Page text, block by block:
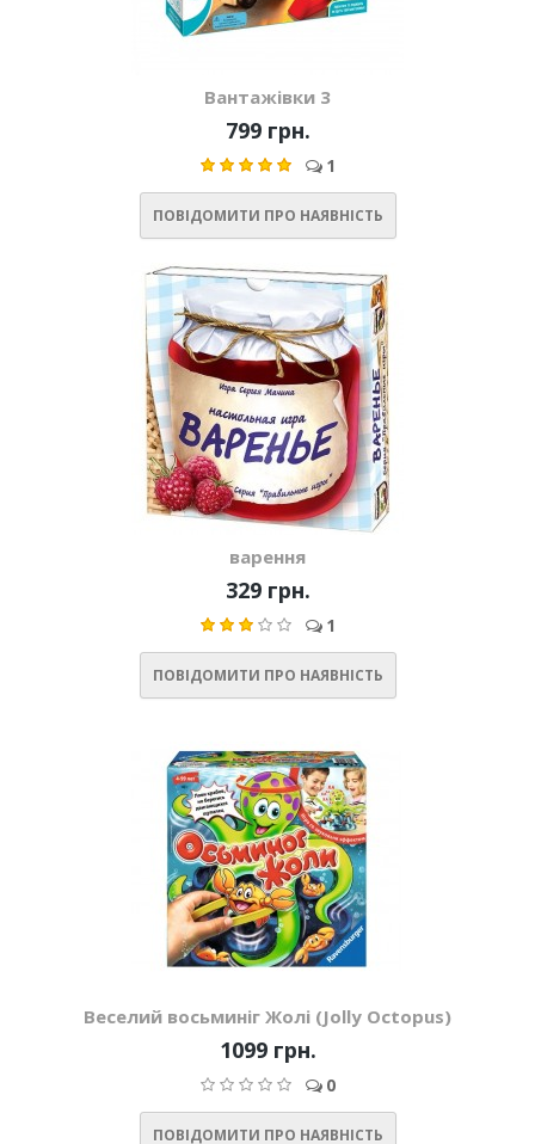
Вантажівки 3
799 грн.
1
ПОВІДОМИТИ ПРО НАЯВНІСТЬ
варення
329 грн.
1
ПОВІДОМИТИ ПРО НАЯВНІСТЬ
Веселий восьминіг Жолі (Jolly Octopus)
1099 грн.
0
ПОВІДОМИТИ ПРО НАЯВНІСТЬ